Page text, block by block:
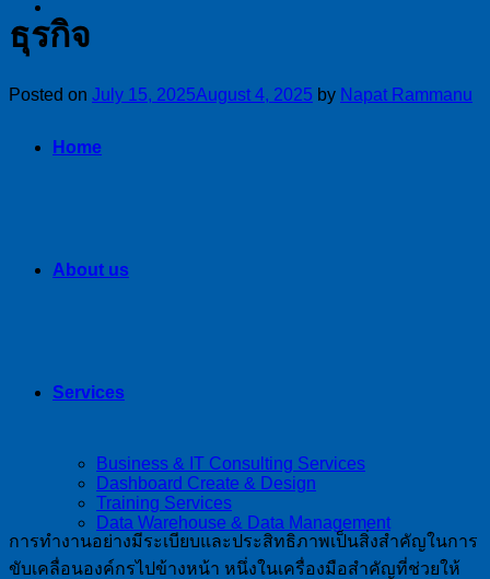
Home
About us
Services
Business & IT Consulting Services
Dashboard Create & Design
Training Services
Data Warehouse & Data Management
ธุรกิจ
Posted on July 15, 2025August 4, 2025 by Napat Rammanu
การทำงานอย่างมีระเบียบและประสิทธิภาพเป็นสิ่งสำคัญในการ
ขับเคลื่อนองค์กรไปข้างหน้า หนึ่งในเครื่องมือสำคัญที่ช่วยให้